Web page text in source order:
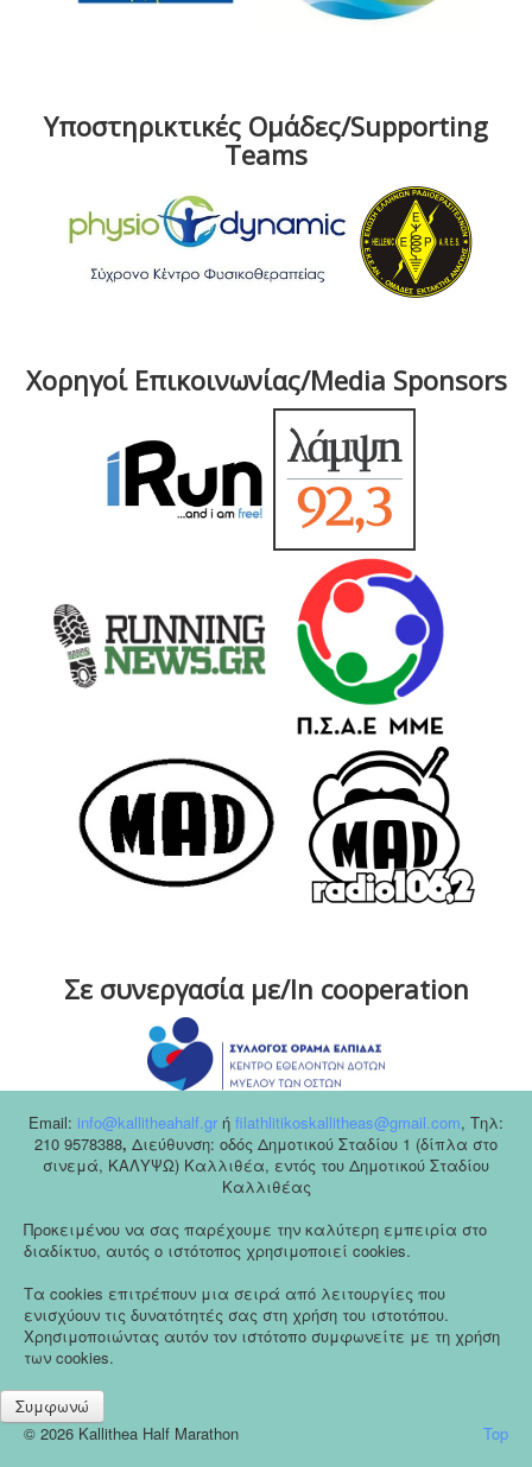
Υποστηρικτικές Ομάδες/Supporting
Teams
Χορηγοί Επικοινωνίας/Media Sponsors
Σε συνεργασία με/In cooperation
Email: info@kallitheahalf.gr ή filathlitikoskallitheas@gmail.com, Tηλ:
210 9578388, Διεύθυνση: οδός Δημοτικού Σταδίου 1 (δίπλα στο
σινεμά, ΚΑΛΥΨΩ) Καλλιθέα, εντός του Δημοτικού Σταδίου
Καλλιθέας
Προκειμένου να σας παρέχουμε την καλύτερη εμπειρία στο
διαδίκτυο, αυτός ο ιστότοπος χρησιμοποιεί cookies.
Τα cookies επιτρέπουν μια σειρά από λειτουργίες που
ενισχύουν τις δυνατότητές σας στη χρήση του ιστοτόπου.
Χρησιμοποιώντας αυτόν τον ιστότοπο συμφωνείτε με τη χρήση
των cookies.
Συμφωνώ
Top
© 2026 Kallithea Half Marathon